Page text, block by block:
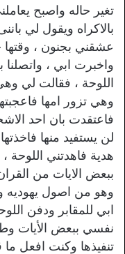
تغير حاله واصبح
بالاكراه ويقول لي
عشقني بجنون ،
واخبرت ابي ،
اللوحة ، فقالت لي وهي
وهي تزور امها
فاعتقدت بان احد
لن يستفيد منها
هدية فاهدتني اللوحة
ببعض الايات من
وهو من اصول يهوديه
ابي للمقابر ودفن
نفسي ببعض الأيات
تنفيذها وكنت افعل